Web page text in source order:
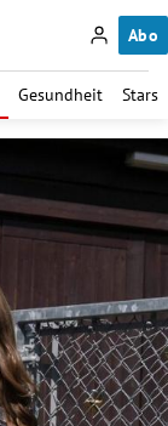
Abo
Gesundheit Stars